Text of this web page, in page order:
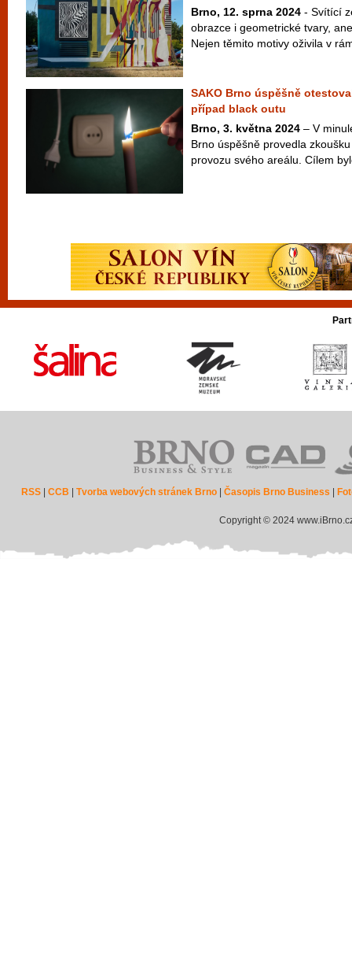
Brno, 12. sprna 2024 - Svítící
obrazce i geometrické tvary,
Nejen těmito motivy oživila v
SAKO Brno úspěšně
případ black outu
Brno, 3. května 2024 – V
Brno úspěšně provedla
provozu svého areálu. Cílem
RSS |CCB |Tvorba webových stránek Brno |Časopis Brno Business
Copyright © 2024